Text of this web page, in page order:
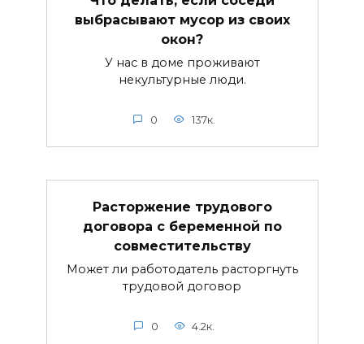
выбрасывают мусор из своих
окон?
У нас в доме проживают
некультурные люди.
0 137к.
Расторжение трудового
договора с беременной по
совместительству
Может ли работодатель расторгнуть
трудовой договор
0 4.2к.